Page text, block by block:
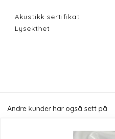
Akustikk sertifikat
Lysekthet
Andre kunder har også sett på